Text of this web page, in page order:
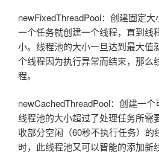
newFixedThreadPool：创建固定
一个任务就创建一个线程，直到线
小。线程池的大小一旦达到最大值
个线程因为执行异常而结束，那么
程。
newCachedThreadPool：创建一
线程池的大小超过了处理任务所需
收部分空闲（60秒不执行任务）的
时，此线程池又可以智能的添加新